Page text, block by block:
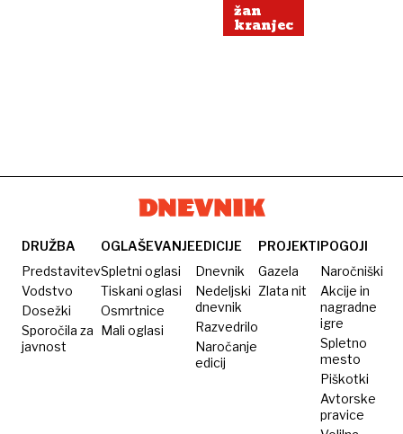
žan
kranjec
DRUŽBA
Predstavitev
Vodstvo
Dosežki
Sporočila za
javnost
OGLAŠEVANJE
Spletni oglasi
Tiskani oglasi
Osmrtnice
Mali oglasi
EDICIJE
Dnevnik
Nedeljski
dnevnik
Razvedrilo
Naročanje
edicij
PROJEKTI
Gazela
Zlata nit
POGOJI
Naročniški
Akcije in
nagradne
igre
Spletno
mesto
Piškotki
Avtorske
pravice